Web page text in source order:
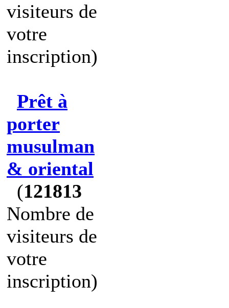
visiteurs de
votre
inscription)
Prêt à
porter
musulman
& oriental
(121813
Nombre de
visiteurs de
votre
inscription)